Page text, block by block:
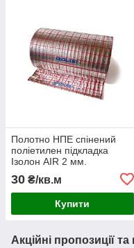
Полотно НПЕ спінений
поліетилен підкладка
Ізолон AIR 2 мм.
металізованою плівкою,
ширина 1 м
30 ₴/кв.м
Купити
Акційні пропозиції